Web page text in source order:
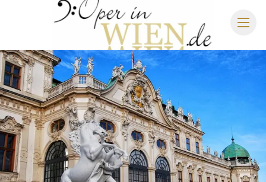
OPER IN WIEN
WIENER STAATSOPER
SCHLOSS SCHÖNBRUNN